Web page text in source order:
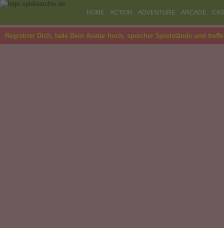
HOME ACTION ADVENTURE ARCADE
Registrier Dich, lade Dein Avatar hoch, speicher Spielstände und